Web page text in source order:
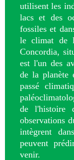
utilisent les
lacs et des
fossiles et
le climat de
Concordia,
est l'un des
de la planète
passé
de l'histoire
observations
intègrent
peuvent
venir.